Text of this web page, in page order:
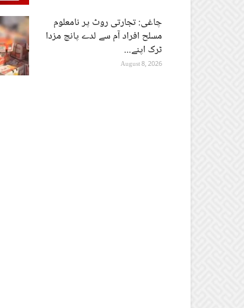
چاغی: تجارتی روٹ پر نامعلوم
مسلح افراد آم سے لدے پانچ مزدا
ٹرک اپنے...
August 8, 2026